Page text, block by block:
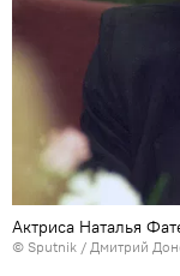
Актриса Наталья
© Sputnik / Дмитрий